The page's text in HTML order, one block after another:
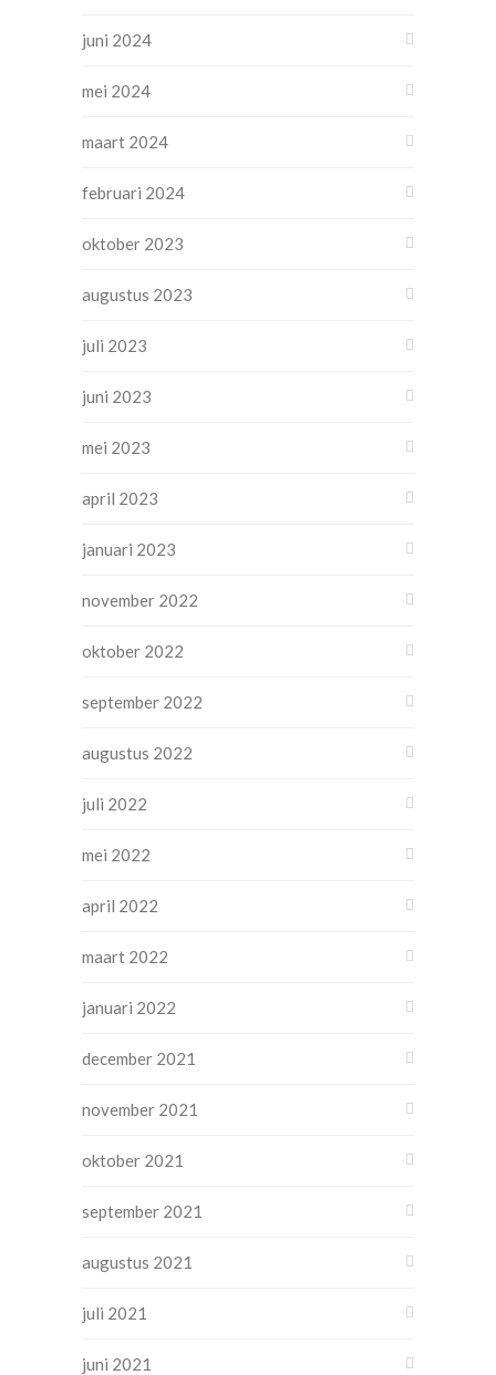
juni 2024
mei 2024
maart 2024
februari 2024
oktober 2023
augustus 2023
juli 2023
juni 2023
mei 2023
april 2023
januari 2023
november 2022
oktober 2022
september 2022
augustus 2022
juli 2022
mei 2022
april 2022
maart 2022
januari 2022
december 2021
november 2021
oktober 2021
september 2021
augustus 2021
juli 2021
juni 2021